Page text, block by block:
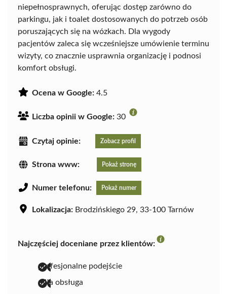
niepełnosprawnych, oferując dostęp zarówno do
parkingu, jak i toalet dostosowanych do potrzeb osób
poruszających się na wózkach. Dla wygody
pacjentów zaleca się wcześniejsze umówienie terminu
wizyty, co znacznie usprawnia organizację i podnosi
komfort obsługi.
Ocena w Google: 4.5
Liczba opinii w Google: 30
Czytaj opinie: Zobacz profil
Strona www: Pokaż stronę
Numer telefonu: Pokaż numer
Lokalizacja: Brodzińskiego 29, 33-100 Tarnów
Najczęściej doceniane przez klientów:
profesjonalne podejście
miła obsługa